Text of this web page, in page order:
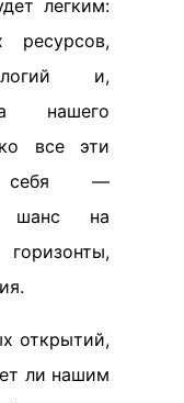
легким:
ресурсов,
и,
нашего
все эти
себя —
шанс на
открытий,
ли нашим